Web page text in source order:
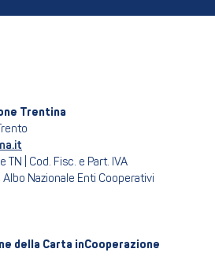
Trentina
TN | Cod. Fisc. e Part. IVA
Nazionale Enti Cooperativi
della Carta inCooperazione